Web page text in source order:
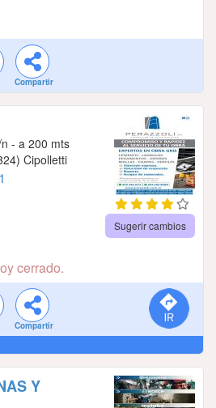
Compartir
- a 200 mts
Cipolletti
Sugerir cambios
cerrado.
Compartir
Y